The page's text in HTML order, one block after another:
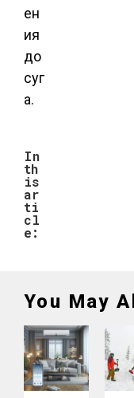
ен
ия
до
суг
а.
In
th
is
ar
ti
cl
e:
You May